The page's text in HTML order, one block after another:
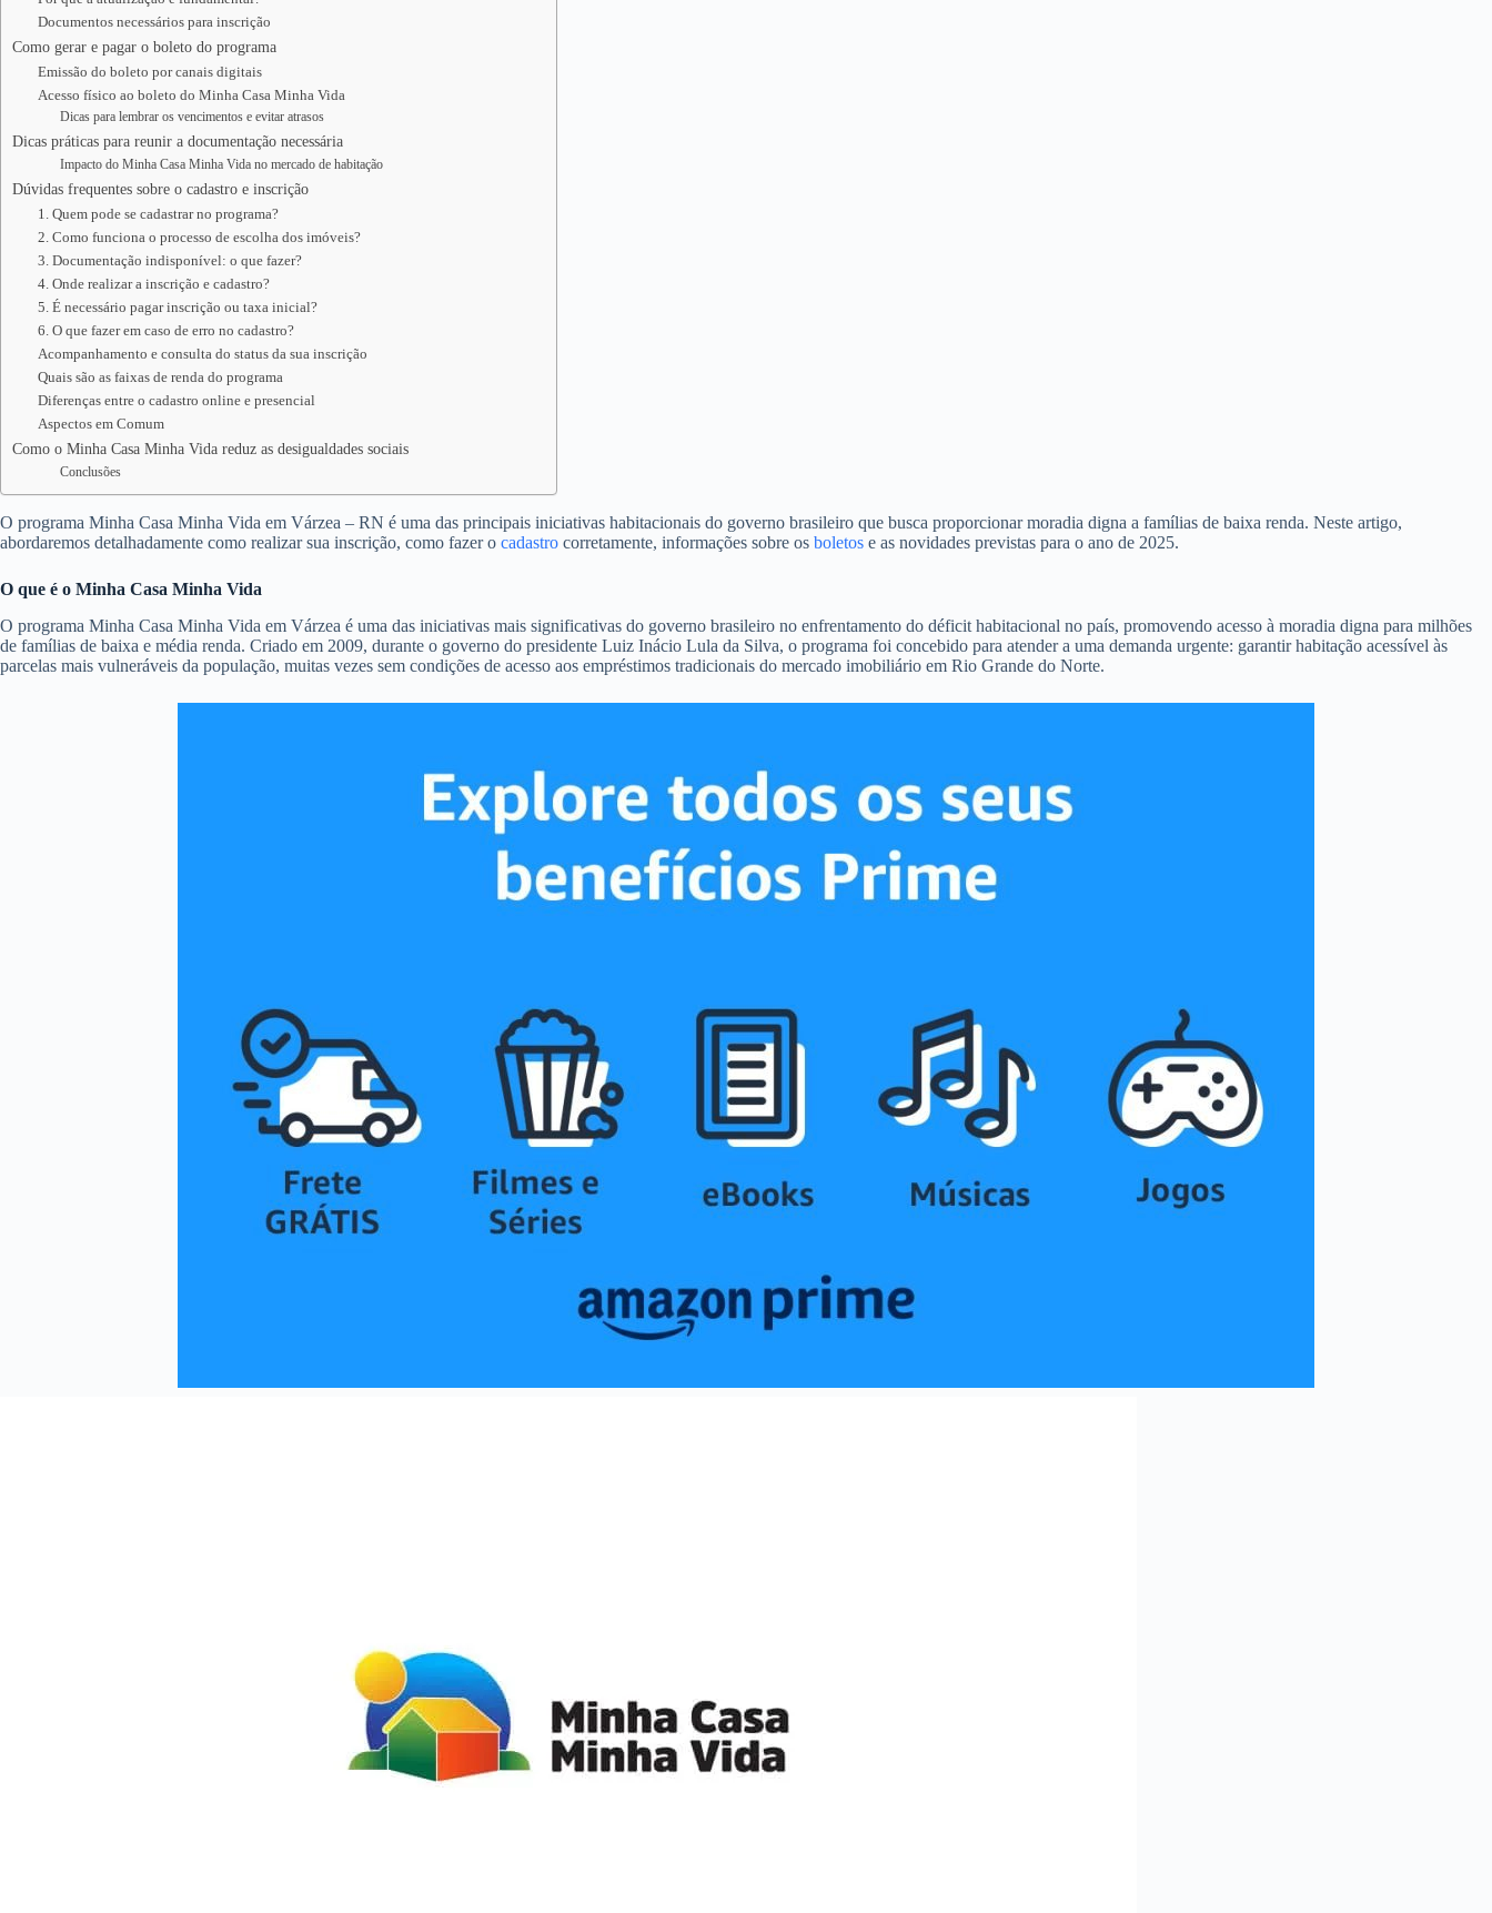
Documentos necessários para inscrição
Como gerar e pagar o boleto do programa
Emissão do boleto por canais digitais
Acesso físico ao boleto do Minha Casa Minha Vida
Dicas para lembrar os vencimentos e evitar atrasos
Dicas práticas para reunir a documentação necessária
Impacto do Minha Casa Minha Vida no mercado de habitação
Dúvidas frequentes sobre o cadastro e inscrição
1. Quem pode se cadastrar no programa?
2. Como funciona o processo de escolha dos imóveis?
3. Documentação indisponível: o que fazer?
4. Onde realizar a inscrição e cadastro?
5. É necessário pagar inscrição ou taxa inicial?
6. O que fazer em caso de erro no cadastro?
Acompanhamento e consulta do status da sua inscrição
Quais são as faixas de renda do programa
Diferenças entre o cadastro online e presencial
Aspectos em Comum
Como o Minha Casa Minha Vida reduz as desigualdades sociais
Conclusões
O programa Minha Casa Minha Vida em Várzea – RN é uma das principais iniciativas habitacionais do governo brasileiro que busca proporcionar moradia digna a famílias de baixa renda. Neste artigo,
abordaremos detalhadamente como realizar sua inscrição, como fazer o cadastro corretamente, informações sobre os boletos e as novidades previstas para o ano de 2025.
O que é o Minha Casa Minha Vida
O programa Minha Casa Minha Vida em Várzea é uma das iniciativas mais significativas do governo brasileiro no enfrentamento do déficit habitacional no país, promovendo acesso à moradia digna para milhões
de famílias de baixa e média renda. Criado em 2009, durante o governo do presidente Luiz Inácio Lula da Silva, o programa foi concebido para atender a uma demanda urgente: garantir habitação acessível às
parcelas mais vulneráveis da população, muitas vezes sem condições de acesso aos empréstimos tradicionais do mercado imobiliário em Rio Grande do Norte.